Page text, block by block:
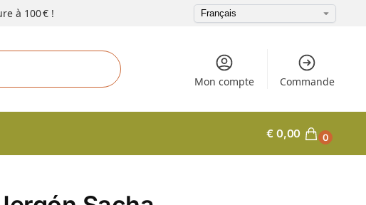
à 100 € !
Mon compte Commande
€ 0,00 0